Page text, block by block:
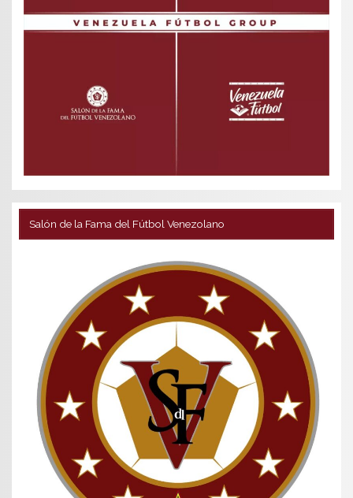
Salón de la Fama del Fútbol Venezolano